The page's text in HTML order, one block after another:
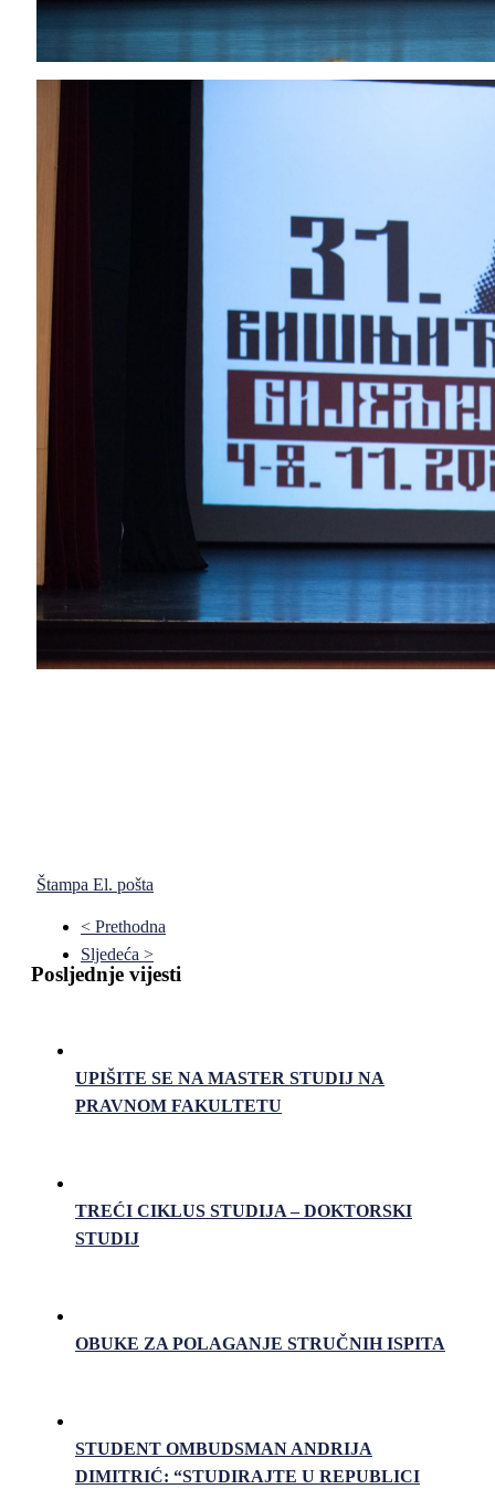
Štampa El. pošta
< Prethodna
Sljedeća >
Posljednje vijesti
UPIŠITE SE NA MASTER STUDIJ NA
PRAVNOM FAKULTETU
TREĆI CIKLUS STUDIJA – DOKTORSKI
STUDIJ
OBUKE ZA POLAGANJE STRUČNIH ISPITA
STUDENT OMBUDSMAN ANDRIJA
DIMITRIĆ: “STUDIRAJTE U REPUBLICI